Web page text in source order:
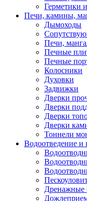
Герметики
Печи, камины,
Дымоходы
Печи,
Печные
Печные
Колосники
Духовки
Задвижки
Дверки
Дверки
Дверки
Дверки
Тоннели
Водоотведение и
Дренажные